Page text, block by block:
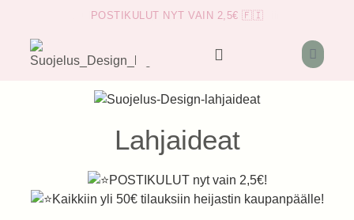
POSTIKULUT NYT VAIN 2,5€ 🇫🇮
Lahjaideat
POSTIKULUT nyt vain 2,5€!
Kaikkiin yli 50€ tilauksiin heijastin kaupanpäälle!